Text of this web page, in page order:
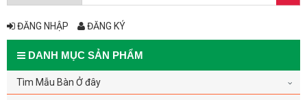
ĐĂNG NHẬP ĐĂNG KÝ
DANH MỤC SẢN PHẨM
Tìm Mẫu Bàn Ở đây